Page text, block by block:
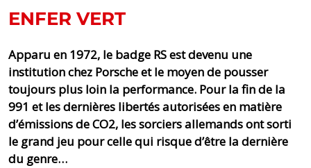
ENFER VERT
Apparu en 1972, le badge RS est devenu une
institution chez Porsche et le moyen de pousser
toujours plus loin la performance. Pour la fin de la
991 et les dernières libertés autorisées en matière
d’émissions de CO2, les sorciers allemands ont sorti
le grand jeu pour celle qui risque d’être la dernière
du genre…